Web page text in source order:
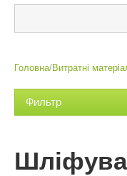
Головна/Витратні
Фильтр